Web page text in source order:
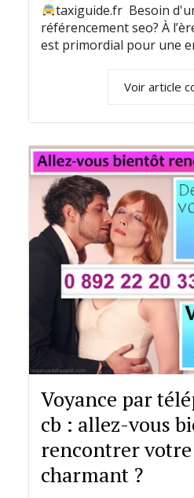
taxiguide.fr Besoin
référencement seo? À
est primordial pour une
Voir article
Voyance par
cb : allez-vous
rencontrer
charmant ?